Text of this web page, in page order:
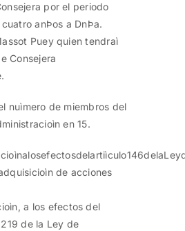
por el periodo
anÞos a DnÞa.
Puey quien tendraì
Consejera
nuìmero de miembros del
en 15.
de acciones
a los efectos del
de la Ley de